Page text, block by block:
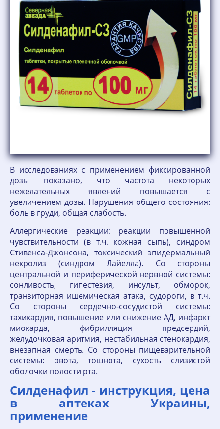
В исследованиях с применением фиксированной
дозы показано, что частота некоторых
нежелательных явлений повышается с
увеличением дозы. Нарушения общего состояния:
боль в груди, общая слабость.
Аллергические реакции: реакции повышенной
чувствительности (в т.ч. кожная сыпь), синдром
Стивенса-Джонсона, токсический эпидермальный
некролиз (синдром Лайелла). Со стороны
центральной и периферической нервной системы:
сонливость, гипестезия, инсульт, обморок,
транзиторная ишемическая атака, судороги, в т.ч.
Со стороны сердечно-сосудистой системы:
тахикардия, повышение или снижение АД, инфаркт
миокарда, фибрилляция предсердий,
желудочковая аритмия, нестабильная стенокардия,
внезапная смерть. Со стороны пищеварительной
системы: рвота, тошнота, сухость слизистой
оболочки полости рта.
Силденафил - инструкция, цена
в аптеках Украины,
применение